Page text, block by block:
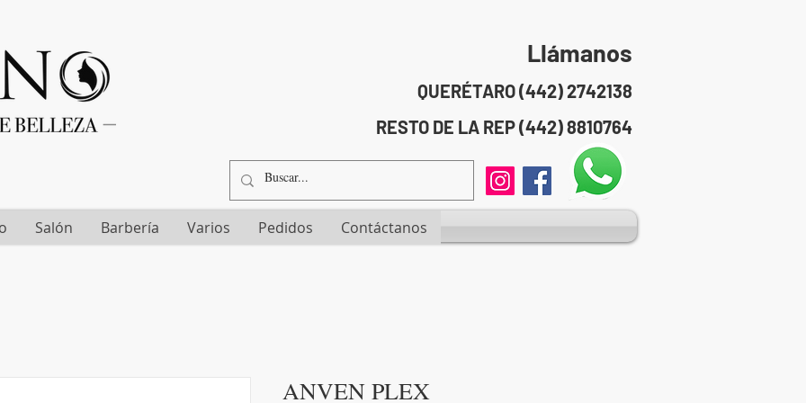
Llámanos
QUERÉTARO (442) 2742138
RESTO DE LA REP (442) 8810764
Salón Barbería Varios Pedidos Contáctanos
ANVEN PLEX